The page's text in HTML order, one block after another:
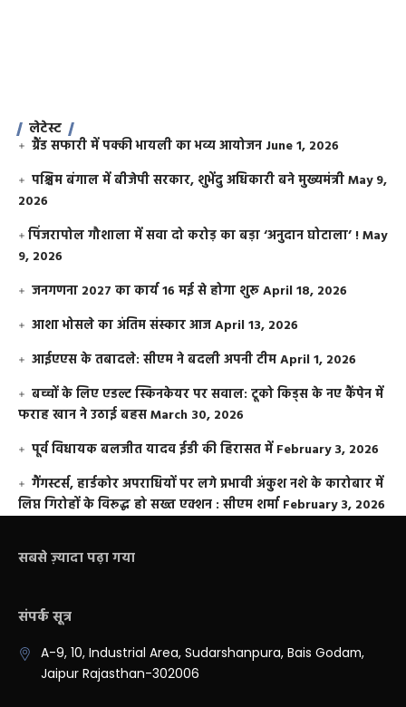
लेटेस्ट
ग्रैंड सफारी में पक्की भायली का भव्य आयोजन June 1, 2026
पश्चिम बंगाल में बीजेपी सरकार, शुभेंदु अधिकारी बने मुख्यमंत्रीMay 9,
2026
​पिंजरापोल गौशाला में सवा दो करोड़ का बड़ा ‘अनुदान घोटाला’ !May
9, 2026
जनगणना 2027 का कार्य 16 मई से होगा शुरूApril 18, 2026
आशा भोसले का अंतिम संस्कार आजApril 13, 2026
आईएएस के तबादले: सीएम ने बदली अपनी टीमApril 1, 2026
बच्चों के लिए एडल्ट स्किनकेयर पर सवाल: टूको किड्स के नए कैंपेन में
फराह खान ने उठाई बहसMarch 30, 2026
पूर्व विधायक बलजीत यादव ईडी की हिरासत में February 3, 2026
गैंगस्टर्स, हार्डकोर अपराधियों पर लगे प्रभावी अंकुश नशे के कारोबार में
लिप्त गिरोहों के विरूद्ध हो सख्त एक्शन : सीएम शर्मा February 3, 2026
सबसे ज़्यादा पढ़ा गया
संपर्क सूत्र
A-9, 10, Industrial Area, Sudarshanpura, Bais Godam,
Jaipur Rajasthan-302006